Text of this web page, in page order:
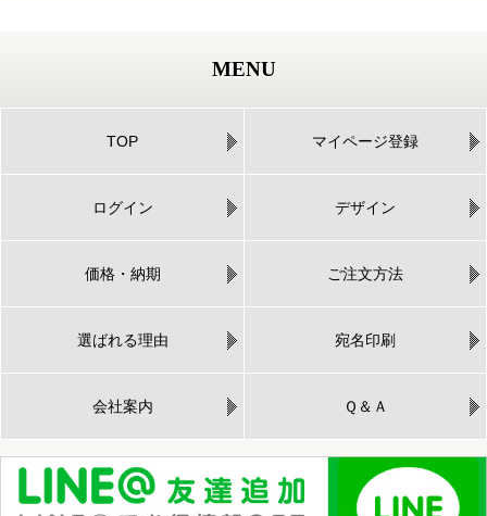
MENU
TOP マイページ登録
ログイン デザイン
価格・納期 ご注文方法
選ばれる理由 宛名印刷
会社案内 Ｑ＆Ａ